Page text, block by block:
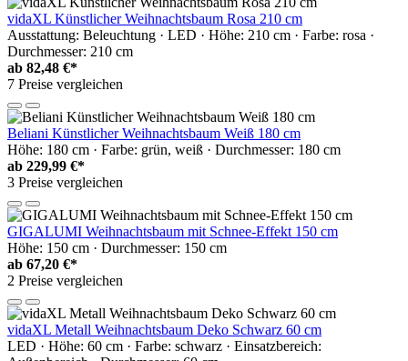
vidaXL Künstlicher Weihnachtsbaum Rosa 210 cm
Ausstattung: Beleuchtung · LED · Höhe: 210 cm · Farbe: rosa ·
Durchmesser: 210 cm
ab 82,48 €*
7 Preise vergleichen
Beliani Künstlicher Weihnachtsbaum Weiß 180 cm
Höhe: 180 cm · Farbe: grün, weiß · Durchmesser: 180 cm
ab 229,99 €*
3 Preise vergleichen
GIGALUMI Weihnachtsbaum mit Schnee-Effekt 150 cm
Höhe: 150 cm · Durchmesser: 150 cm
ab 67,20 €*
2 Preise vergleichen
vidaXL Metall Weihnachtsbaum Deko Schwarz 60 cm
LED · Höhe: 60 cm · Farbe: schwarz · Einsatzbereich: